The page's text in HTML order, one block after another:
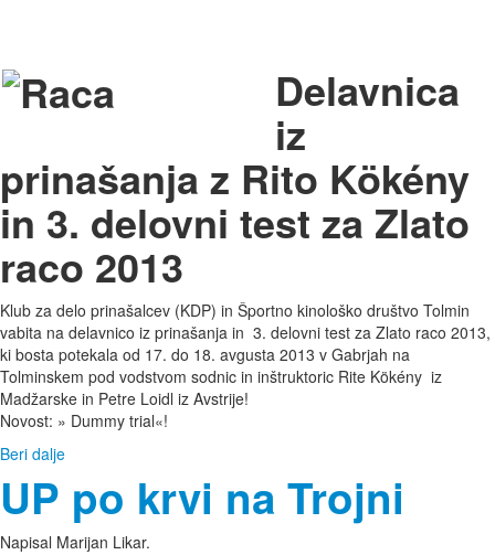
Delavnica
iz
prinašanja z Rito Kökény
in 3. delovni test za Zlato
raco 2013
Klub za delo prinašalcev (KDP) in Športno kinološko društvo Tolmin
vabita na delavnico iz prinašanja in 3. delovni test za Zlato raco 2013,
ki bosta potekala od 17. do 18. avgusta 2013 v Gabrjah na
Tolminskem pod vodstvom sodnic in inštruktoric Rite Kökény iz
Madžarske in Petre Loidl iz Avstrije!
Novost: » Dummy trial«!
Beri dalje
UP po krvi na Trojni
Napisal Marijan Likar.